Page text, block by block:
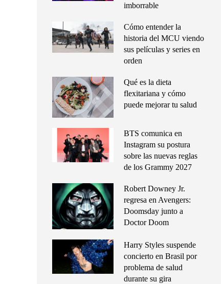
imborrable
Cómo entender la
historia del MCU viendo
sus películas y series en
orden
Qué es la dieta
flexitariana y cómo
puede mejorar tu salud
BTS comunica en
Instagram su postura
sobre las nuevas reglas
de los Grammy 2027
Robert Downey Jr.
regresa en Avengers:
Doomsday junto a
Doctor Doom
Harry Styles suspende
concierto en Brasil por
problema de salud
durante su gira